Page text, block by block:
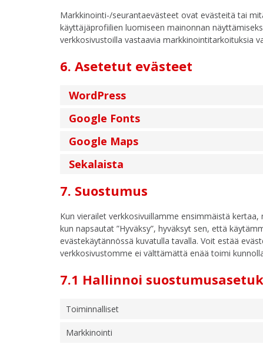
Markkinointi-/seurantaevästeet ovat evästeitä tai
käyttäjäprofiilien luomiseen mainonnan
verkkosivustoilla vastaavia markkinointitarkoituksia
6. Asetetut evästeet
WordPress
Google Fonts
Google Maps
Sekalaista
7. Suostumus
Kun vierailet verkkosivuillamme ensimmäistä
kun napsautat ”Hyväksy”, hyväksyt sen, että
evästekäytännössä kuvatulla tavalla. Voit estää
verkkosivustomme ei välttämättä enää toimi
7.1 Hallinnoi
Toiminnalliset
Markkinointi